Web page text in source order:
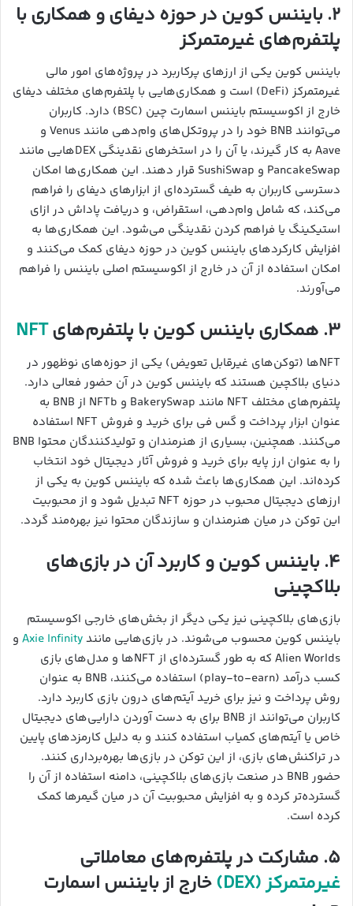
۲. بایننس کوین در حوزه دیفای و همکاری با
پلتفرم‌های غیرمتمرکز
بایننس کوین یکی از ارزهای پرکاربرد در پروژه‌های امور مالی
غیرمتمرکز (DeFi) است و همکاری‌هایی با پلتفرم‌های مختلف دیفای
خارج از اکوسیستم بایننس اسمارت چین (BSC) دارد. کاربران
می‌توانند BNB خود را در پروتکل‌های وام‌دهی مانند Venus و
Aave به کار گیرند، یا آن را در استخرهای نقدینگی DEXهایی مانند
PancakeSwap و SushiSwap قرار دهند. این همکاری‌ها امکان
دسترسی کاربران به طیف گسترده‌ای از ابزارهای دیفای را فراهم
می‌کند، که شامل وام‌دهی، استقراض، و دریافت پاداش در ازای
استیکینگ یا فراهم کردن نقدینگی می‌شود. این همکاری‌ها به
افزایش کارکردهای بایننس کوین در حوزه دیفای کمک می‌کنند و
امکان استفاده از آن در خارج از اکوسیستم اصلی بایننس را فراهم
می‌آورند.
۳. همکاری بایننس کوین با پلتفرم‌های NFT
NFTها (توکن‌های غیرقابل تعویض) یکی از حوزه‌های نوظهور در
دنیای بلاکچین هستند که بایننس کوین در آن حضور فعالی دارد.
پلتفرم‌های مختلف NFT مانند BakerySwap و NFTb از BNB به
عنوان ابزار پرداخت و گس فی برای خرید و فروش NFT استفاده
می‌کنند. همچنین، بسیاری از هنرمندان و تولیدکنندگان محتوا BNB
را به عنوان ارز پایه برای خرید و فروش آثار دیجیتال خود انتخاب
کرده‌اند. این همکاری‌ها باعث شده که بایننس کوین به یکی از
ارزهای دیجیتال محبوب در حوزه NFT تبدیل شود و از محبوبیت
این توکن در میان هنرمندان و سازندگان محتوا نیز بهره‌مند گردد.
۴. بایننس کوین و کاربرد آن در بازی‌های
بلاکچینی
بازی‌های بلاکچینی نیز یکی دیگر از بخش‌های خارجی اکوسیستم
بایننس کوین محسوب می‌شوند. در بازی‌هایی مانندAxie Infinity و
Alien Worlds که به طور گسترده‌ای از NFTها و مدل‌های بازی
کسب درآمد (play-to-earn) استفاده می‌کنند، BNB به عنوان
روش پرداخت و نیز برای خرید آیتم‌های درون بازی کاربرد دارد.
کاربران می‌توانند از BNB برای به دست آوردن دارایی‌های دیجیتال
خاص یا آیتم‌های کمیاب استفاده کنند و به دلیل کارمزدهای پایین
در تراکنش‌های بازی، از این توکن در بازی‌ها بهره‌برداری کنند.
حضور BNB در صنعت بازی‌های بلاکچینی، دامنه استفاده از آن را
گسترده‌تر کرده و به افزایش محبوبیت آن در میان گیمرها کمک
کرده است.
۵. مشارکت در پلتفرم‌های معاملاتی
غیرمتمرکز (DEX)
خارج از بایننس اسمارت